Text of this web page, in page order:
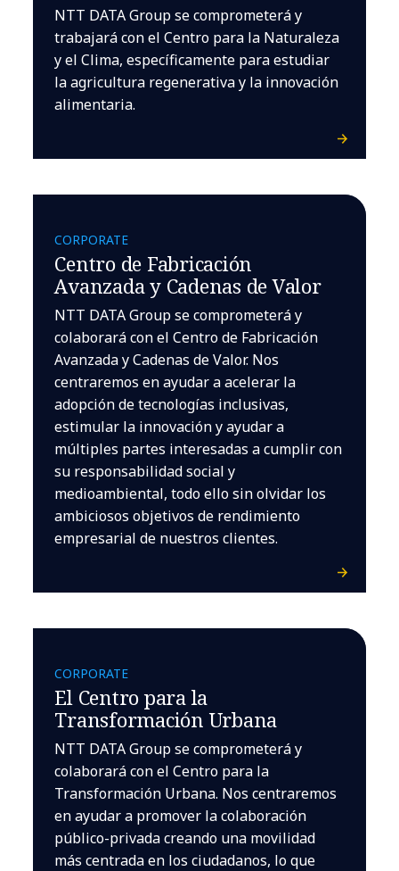
NTT DATA Group se comprometerá y
trabajará con el Centro para la Naturaleza
y el Clima, específicamente para estudiar
la agricultura regenerativa y la innovación
alimentaria.
CORPORATE
Centro de Fabricación
Avanzada y Cadenas de Valor
NTT DATA Group se comprometerá y
colaborará con el Centro de Fabricación
Avanzada y Cadenas de Valor. Nos
centraremos en ayudar a acelerar la
adopción de tecnologías inclusivas,
estimular la innovación y ayudar a
múltiples partes interesadas a cumplir con
su responsabilidad social y
medioambiental, todo ello sin olvidar los
ambiciosos objetivos de rendimiento
empresarial de nuestros clientes.
CORPORATE
El Centro para la
Transformación Urbana
NTT DATA Group se comprometerá y
colaborará con el Centro para la
Transformación Urbana. Nos centraremos
en ayudar a promover la colaboración
público-privada creando una movilidad
más centrada en los ciudadanos, lo que